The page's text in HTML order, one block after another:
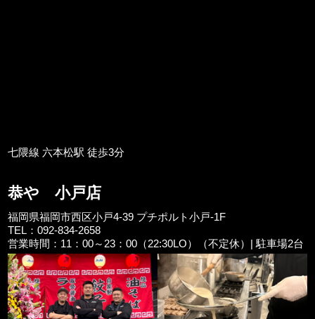
七隈線 六本松駅 徒歩3分
恭や 小戸店
福岡県福岡市西区小戸4-39 プチポルト小戸-1F
TEL：092-834-2658
営業時間：11：00～23：00（22:30LO）（不定休）| 駐車場2台